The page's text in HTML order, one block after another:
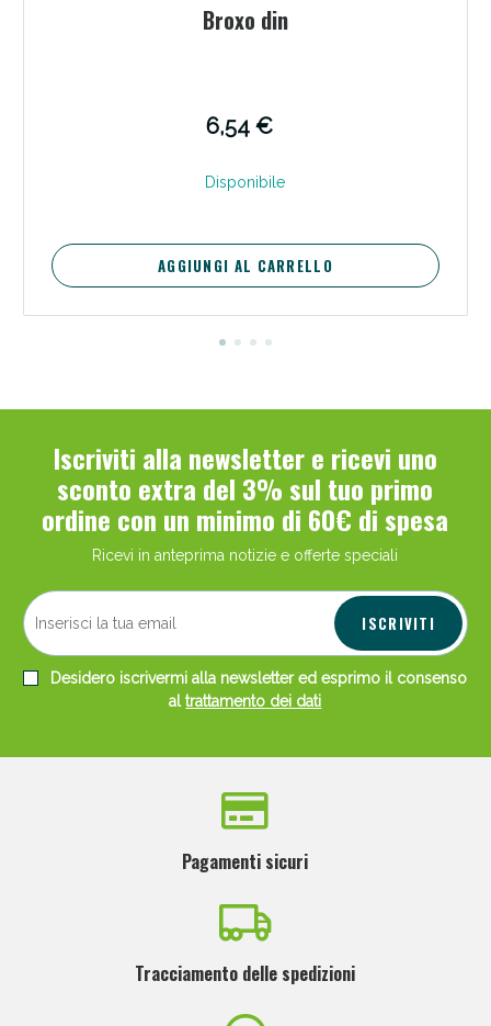
Broxo din
6,54 €
Disponibile
AGGIUNGI AL CARRELLO
Iscriviti alla newsletter e ricevi uno
sconto extra del 3% sul tuo primo
ordine con un minimo di 60€ di spesa
Ricevi in anteprima notizie e offerte speciali
ISCRIVITI
Desidero iscrivermi alla newsletter ed esprimo il consenso
altrattamento dei dati
Pagamenti sicuri
Tracciamento delle spedizioni